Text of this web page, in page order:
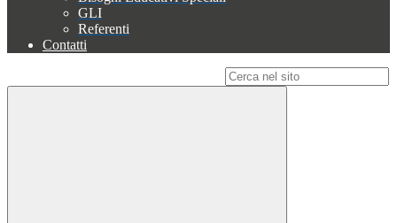
GLI
Referenti
Contatti